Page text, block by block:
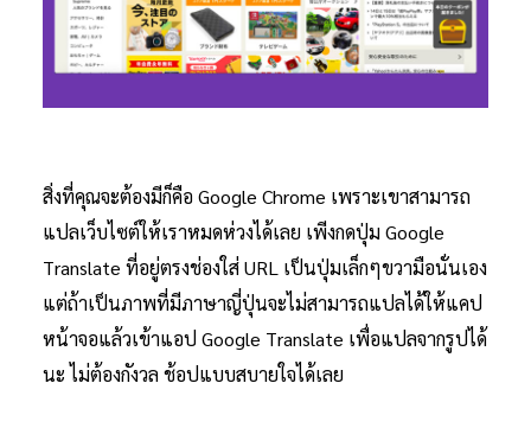
สิ่งที่คุณจะต้องมีก็คือ Google Chrome เพราะเขาสามารถ
แปลเว็บไซต์ให้เราหมดห่วงได้เลย เพีงกดปุ่ม Google
Translate ที่อยู่ตรงช่องใส่ URL เป็นปุ่มเล็กๆขวามือนั่นเอง
แต่ถ้าเป็นภาพที่มีภาษาญี่ปุ่นจะไม่สามารถแปลได้ให้แคป
หน้าจอแล้วเข้าแอป Google Translate เพื่อแปลจากรูปได้
นะ ไม่ต้องกังวล ช้อปแบบสบายใจได้เลย